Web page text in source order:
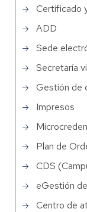
Certificado
ADD
Sede
Secretaría
Gestión de
Impresos
Plan de
CDS
eGestión
Centro de